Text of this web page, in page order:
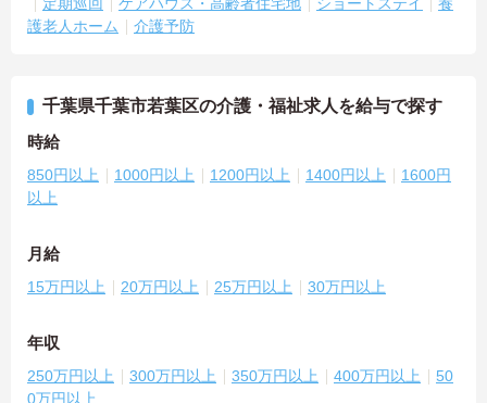
護老人ホーム
介護予防
千葉県千葉市若葉区の介護・福祉求人を給与で探す
時給
850円以上 1000円以上 1200円以上 1400円以上
1600円
以上
月給
15万円以上 20万円以上 25万円以上 30万円以上
年収
250万円以上 300万円以上 350万円以上 400万円以上
50
0万円以上